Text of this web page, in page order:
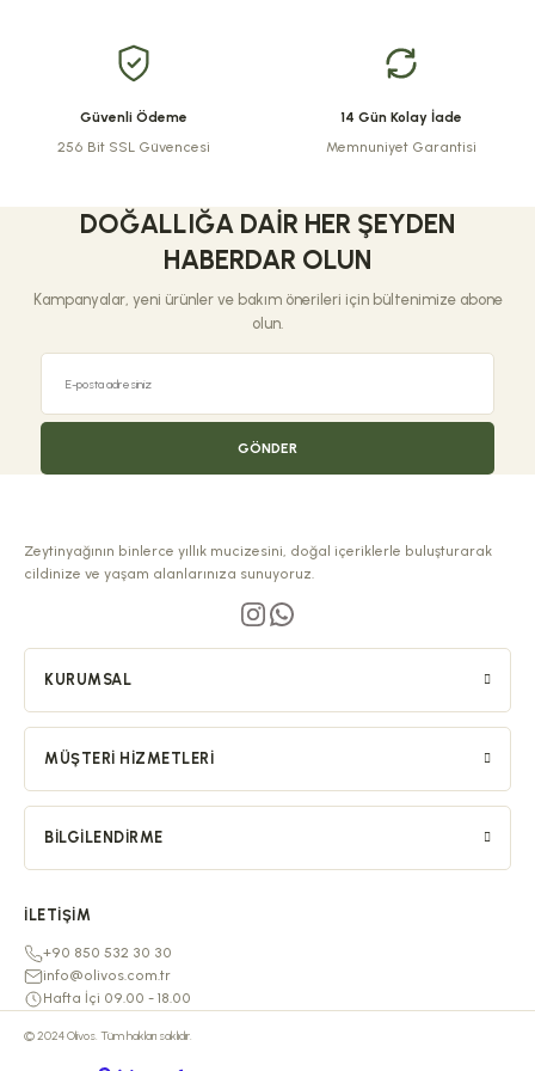
Güvenli Ödeme
256 Bit SSL Güvencesi
14 Gün Kolay İade
Memnuniyet Garantisi
DOĞALLIĞA DAIR HER ŞEYDEN
HABERDAR OLUN
Kampanyalar, yeni ürünler ve bakım önerileri için bültenimize abone
olun.
GÖNDER
Zeytinyağının binlerce yıllık mucizesini, doğal içeriklerle buluşturarak
cildinize ve yaşam alanlarınıza sunuyoruz.
KURUMSAL
MÜŞTERI HIZMETLERI
BILGILENDIRME
İLETIŞIM
+90 850 532 30 30
info@olivos.com.tr
Hafta İçi 09.00 - 18.00
© 2024 Olivos. Tüm hakları saklıdır.